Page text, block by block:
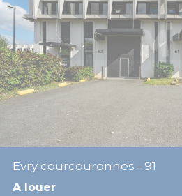
Evry courcouronnes - 91
A louer